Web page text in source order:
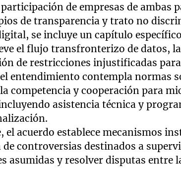
de empresas de ambas
de transparencia y trato no
se incluye un capítulo
el flujo transfronterizo de datos,
de restricciones injustificadas
entendimiento contempla normas
competencia y cooperación para
asistencia técnica y
el acuerdo establece mecanismos
de controversias destinados a
asumidas y resolver disputas entre